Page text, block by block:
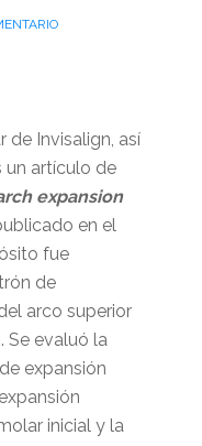
de Invisalign, así
un artículo de
expansion
en el
fue
de
arco superior
Se evaluó la
expansión
inicial y la